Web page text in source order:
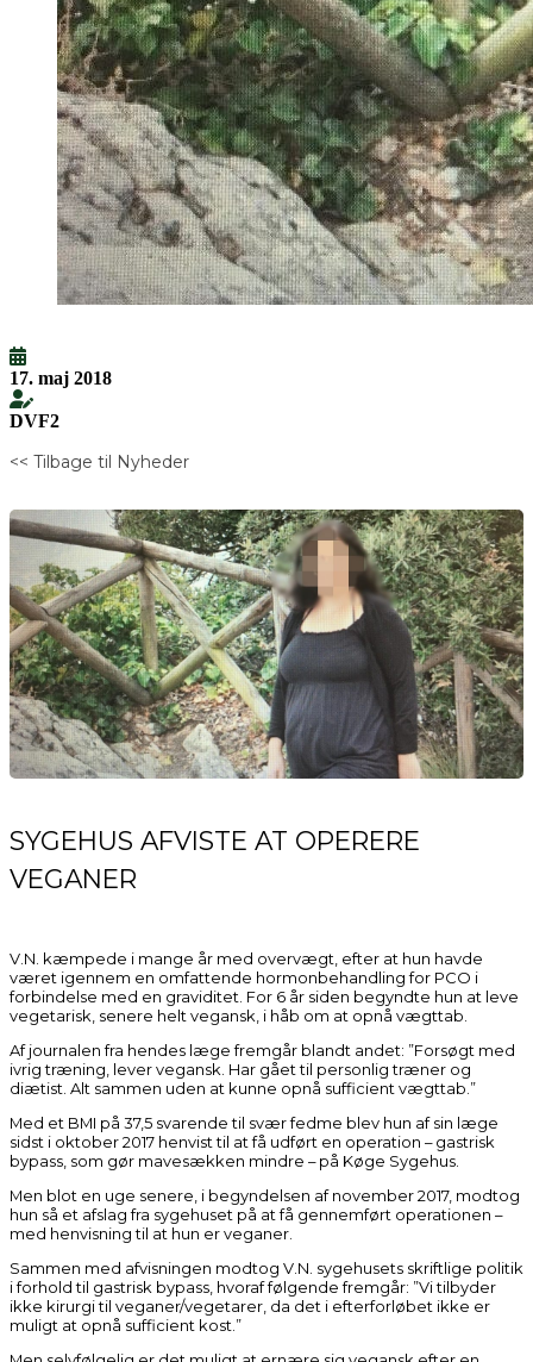
17. maj 2018
DVF2
<< Tilbage til Nyheder
SYGEHUS AFVISTE AT OPERERE
VEGANER
V.N. kæmpede i mange år med overvægt, efter at hun havde
været igennem en omfattende hormonbehandling for PCO i
forbindelse med en graviditet. For 6 år siden begyndte hun at leve
vegetarisk, senere helt vegansk, i håb om at opnå vægttab.
Af journalen fra hendes læge fremgår blandt andet: ”Forsøgt med
ivrig træning, lever vegansk. Har gået til personlig træner og
diætist. Alt sammen uden at kunne opnå sufficient vægttab.”
Med et BMI på 37,5 svarende til svær fedme blev hun af sin læge
sidst i oktober 2017 henvist til at få udført en operation – gastrisk
bypass, som gør mavesækken mindre – på Køge Sygehus.
Men blot en uge senere, i begyndelsen af november 2017, modtog
hun så et afslag fra sygehuset på at få gennemført operationen –
med henvisning til at hun er veganer.
Sammen med afvisningen modtog V.N. sygehusets skriftlige politik
i forhold til gastrisk bypass, hvoraf følgende fremgår: ”Vi tilbyder
ikke kirurgi til veganer/vegetarer, da det i efterforløbet ikke er
muligt at opnå sufficient kost.”